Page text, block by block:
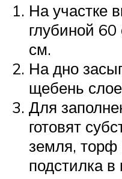
На участке
глубиной
см.
На дно
щебень
Для
готовят
земля, торф
подстилка